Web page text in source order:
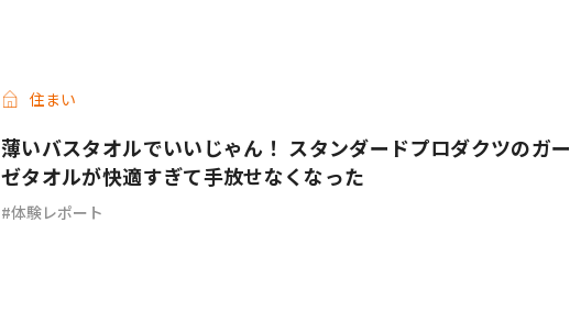
住まい
薄いバスタオルでいいじゃん！ スタンダードプロダクツのガー
ゼタオルが快適すぎて手放せなくなった
体験レポート